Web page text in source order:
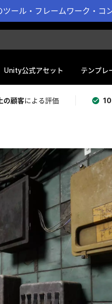
ール・フレームワーク・コ
Unity公式アセット テンプレ
の顧客による評価